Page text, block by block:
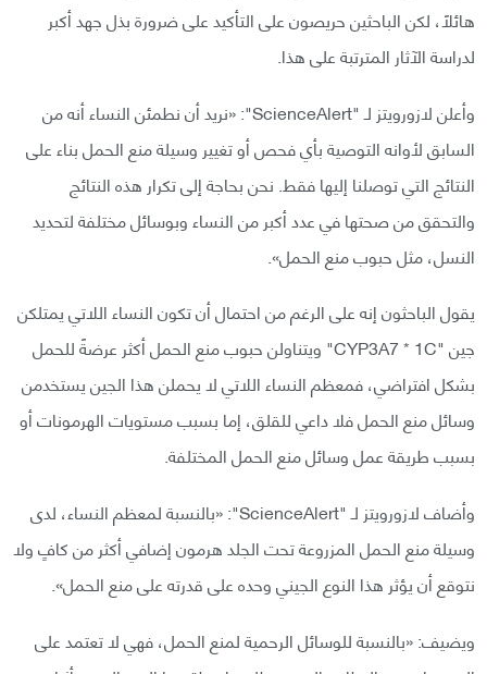
هائلًا، لكن الباحثين حريصون على التأكيد على ضرورة بذل جهد أكبر
لدراسة الآثار المترتبة على هذا.
وأعلن لازورويتز لـ "ScienceAlert": «نريد أن نطمئن النساء أنه من
السابق لأوانه التوصية بأي فحص أو تغيير وسيلة منع الحمل بناء على
النتائج التي توصلنا إليها فقط. نحن بحاجة إلى تكرار هذه النتائج
والتحقق من صحتها في عدد أكبر من النساء وبوسائل مختلفة لتحديد
النسل، مثل حبوب منع الحمل».
يقول الباحثون إنه على الرغم من احتمال أن تكون النساء اللاتي يمتلكن
جين "CYP3A7 * 1C" ويتناولن حبوب منع الحمل أكثر عرضةً للحمل
بشكل افتراضي، فمعظم النساء اللاتي لا يحملن هذا الجين يستخدمن
وسائل منع الحمل فلا داعي للقلق، إما بسبب مستويات الهرمونات أو
بسبب طريقة عمل وسائل منع الحمل المختلفة.
وأضاف لازورويتز لـ "ScienceAlert": «بالنسبة لمعظم النساء، لدى
وسيلة منع الحمل المزروعة تحت الجلد هرمون إضافي أكثر من كافٍ ولا
نتوقع أن يؤثر هذا النوع الجيني وحده على قدرته على منع الحمل».
ويضيف: «بالنسبة للوسائل الرحمية لمنع الحمل، فهي لا تعتمد على